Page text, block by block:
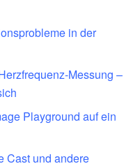
in der
Messung –
Playground auf ein
Cast und andere